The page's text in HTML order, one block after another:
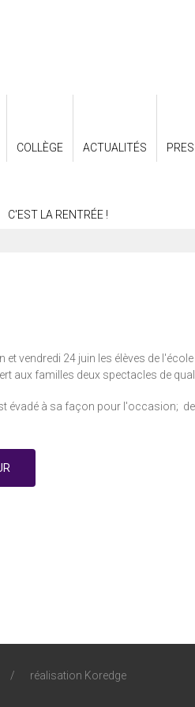
COLLÈGE ACTUALITÉS
C'EST LA RENTRÉE !
et vendredi 24 juin les élèves de
aux familles deux spectacles de
évadé à sa façon pour l'occasion;
/ réalisation Koredge